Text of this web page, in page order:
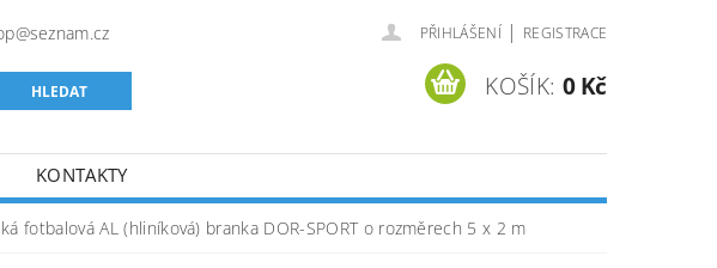
PŘIHLÁŠENÍ | REGISTRACE
KOŠÍK: 0 Kč
KONTAKTY
fotbalová AL (hliníková) branka DOR-SPORT o rozměrech 5 x 2 m